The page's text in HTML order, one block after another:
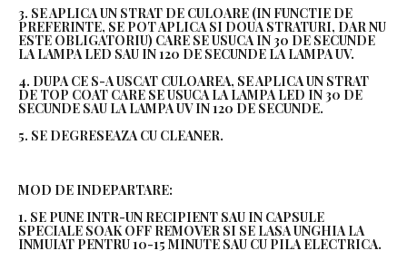
3. SE APLICA UN STRAT DE CULOARE (IN FUNCTIE DE
PREFERINTE, SE POT APLICA SI DOUA STRATURI, DAR NU
ESTE OBLIGATORIU) CARE SE USUCA IN 30 DE SECUNDE
LA LAMPA LED SAU IN 120 DE SECUNDE LA LAMPA UV.
4. DUPA CE S-A USCAT CULOAREA, SE APLICA UN STRAT
DE TOP COAT CARE SE USUCA LA LAMPA LED IN 30 DE
SECUNDE SAU LA LAMPA UV IN 120 DE SECUNDE.
5. SE DEGRESEAZA CU CLEANER.
MOD DE INDEPARTARE:
1. SE PUNE INTR-UN RECIPIENT SAU IN CAPSULE
SPECIALE SOAK OFF REMOVER SI SE LASA UNGHIA LA
INMUIAT PENTRU 10-15 MINUTE SAU CU PILA ELECTRICA.